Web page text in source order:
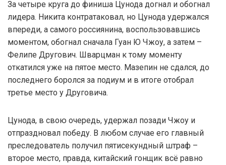
За четыре круга до финиша Цунода догнал и обогнал
лидера. Никита контратаковал, но Цунода удержался
впереди, а самого россиянина, воспользовавшись
моментом, обогнал сначала Гуан Ю Чжоу, а затем –
Фелипе Другович. Шварцман к тому моменту
откатился уже на пятое место. Мазепин не сдался, до
последнего боролся за подиум и в итоге отобрал
третье место у Друговича.
Цунода, в свою очередь, удержал позади Чжоу и
отпраздновал победу. В любом случае его главный
преследователь получил пятисекундный штраф –
второе место, правда, китайский гонщик всё равно